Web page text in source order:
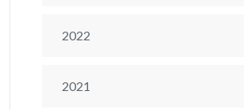
2022
2021